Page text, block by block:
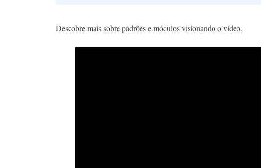
Descobre mais sobre padrões e módulos visionando o vídeo.